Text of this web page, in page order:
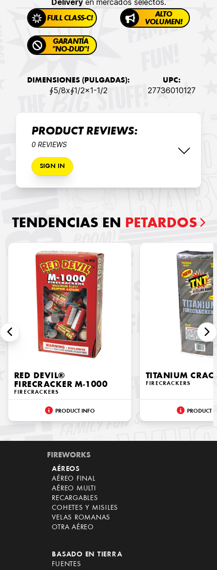
Deliveryen mercados selectos.
FULL CLASS-C!
ALTO
VOLUMEN!
GARANTÍA
"NO-DUD"!
DIMENSIONES (PULGADAS):
∮5/8x∮1/2x1-1/2
UPC:
27736010127
PRODUCT REVIEWS:
0 REVIEWS
SIGN IN
TENDENCIAS EN PETARDOS
RED DEVIL®
FIRECRACKER M-1000
FIRECRACKERS
PRODUCT INFO
TITANIUM
FIRECRACKERS
PRODUCT
FIREWORKS
AÉREOS
AÉREO FINAL
AÉREO MULTI
RECARGABLES
COHETES Y MISILES
VELAS ROMANAS
OTRA AÉREO
BASADO EN TIERRA
FUENTES